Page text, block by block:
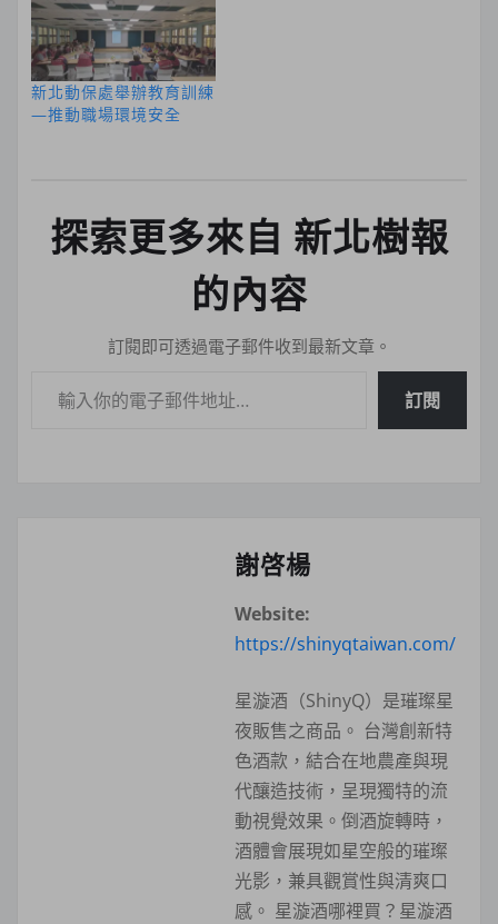
新北動保處舉辦教育訓練
—推動職場環境安全
探索更多來自 新北樹報
的內容
訂閱即可透過電子郵件收到最新文章。
訂閱
謝啓楊
Website:
https://shinyqtaiwan.com/
星漩酒（ShinyQ）是璀璨星
夜販售之商品。 台灣創新特
色酒款，結合在地農產與現
代釀造技術，呈現獨特的流
動視覺效果。倒酒旋轉時，
酒體會展現如星空般的璀璨
光影，兼具觀賞性與清爽口
感。 星漩酒哪裡買？星漩酒